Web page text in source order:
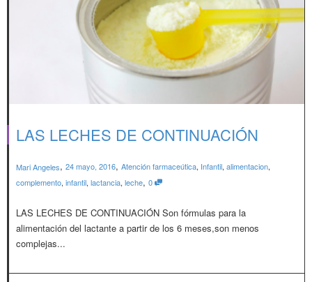
LAS LECHES DE CONTINUACIÓN
Mari Angeles, 24 mayo, 2016, Atención farmaceútica, Infantil, alimentacion,
complemento, infantil, lactancia, leche, 0
LAS LECHES DE CONTINUACIÓN Son fórmulas para la
alimentación del lactante a partir de los 6 meses,son menos
complejas...